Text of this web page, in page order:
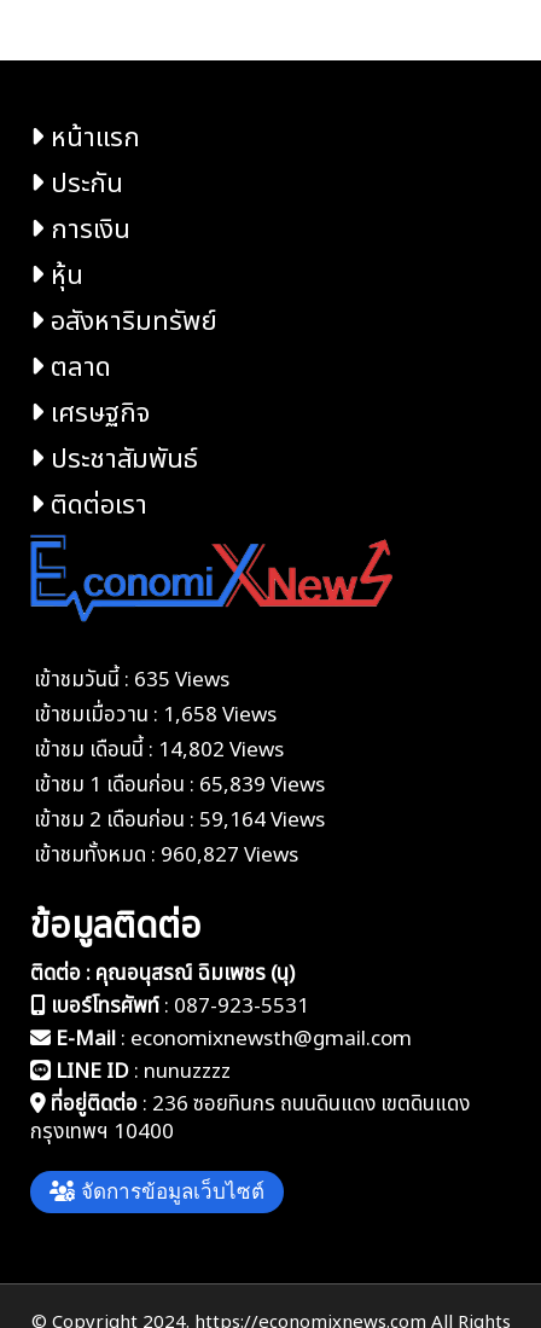
หน้าแรก
ประกัน
การเงิน
หุ้น
อสังหาริมทรัพย์
ตลาด
เศรษฐกิจ
ประชาสัมพันธ์
ติดต่อเรา
เข้าชมวันนี้ : 635 Views
เข้าชมเมื่อวาน : 1,658 Views
เข้าชม เดือนนี้ : 14,802 Views
เข้าชม 1 เดือนก่อน : 65,839 Views
เข้าชม 2 เดือนก่อน : 59,164 Views
เข้าชมทั้งหมด : 960,827 Views
ข้อมูลติดต่อ
ติดต่อ : คุณอนุสรณ์ ฉิมเพชร (นุ)
เบอร์โทรศัพท์: 087-923-5531
E-Mail: economixnewsth@gmail.com
LINE ID: nunuzzzz
ที่อยู่ติดต่อ: 236 ซอยทินกร ถนนดินแดง เขตดินแดง
กรุงเทพฯ 10400
จัดการข้อมูลเว็บไซต์